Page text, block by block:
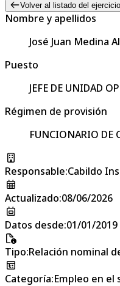
Volver al listado del
Nombre y apellidos
José Juan Medina
Puesto
JEFE DE UNIDAD
Régimen de provisión
FUNCIONARIO DE
Responsable:Cabildo
Actualizado:08/06/2026
Datos desde:01/01/2019
Tipo:Relación nominal
Categoría:Empleo en el